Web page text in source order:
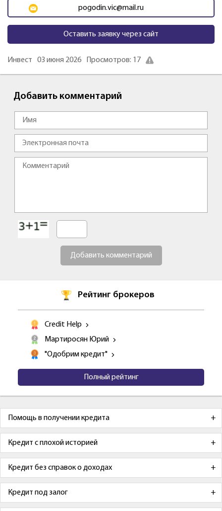
pogodin.vic@mail.ru
Оставить заявку через сайт
Инвест 03 июня 2026 Просмотров: 17
Добавить комментарий
Добавить комментарий
Рейтинг брокеров
Credit Help
Мартиросян Юрий
"Одобрим кредит"
Полный рейтинг
Помощь в получении кредита
Кредит с плохой историей
Кредит без справок о доходах
Кредит под залог